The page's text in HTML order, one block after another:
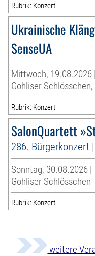
Rubrik: Konzert
Ukrainische
SenseUA
Mittwoch, 19.08.2026
Gohliser
Rubrik: Konzert
SalonQuartett
286. Bürgerkonzert
Sonntag, 30.08.2026 |
Gohliser Schlösschen
Rubrik: Konzert
weitere